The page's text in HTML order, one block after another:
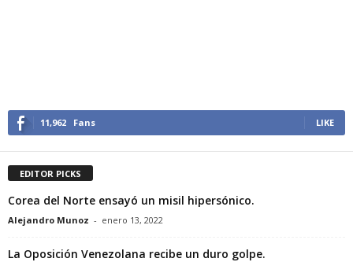
11,962 Fans LIKE
EDITOR PICKS
Corea del Norte ensayó un misil hipersónico.
Alejandro Munoz - enero 13, 2022
La Oposición Venezolana recibe un duro golpe.